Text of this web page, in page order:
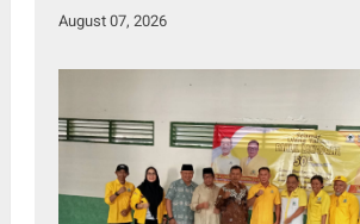
August 07, 2026